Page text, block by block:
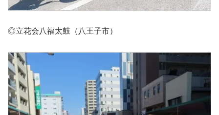
◎立花会八福太鼓（八王子市）